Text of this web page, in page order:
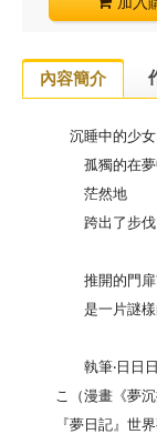
內容簡介
沉睡中的少女
孤獨的在夢
茫然地
跨出了步伐
推開的門扉
是一片謎樣
執筆‧日日日
こ（漫畫《夢
『夢日記』世界